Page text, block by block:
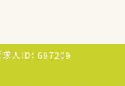
人ID： 697209